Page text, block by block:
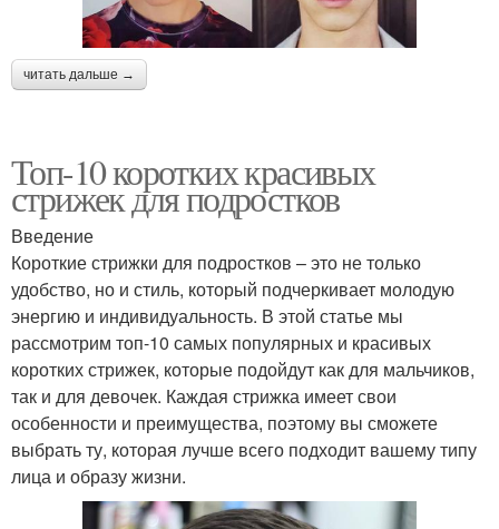
читать дальше →
Топ-10 коротких красивых
стрижек для подростков
Введение
Короткие стрижки для подростков – это не только
удобство, но и стиль, который подчеркивает молодую
энергию и индивидуальность. В этой статье мы
рассмотрим топ-10 самых популярных и красивых
коротких стрижек, которые подойдут как для мальчиков,
так и для девочек. Каждая стрижка имеет свои
особенности и преимущества, поэтому вы сможете
выбрать ту, которая лучше всего подходит вашему типу
лица и образу жизни.